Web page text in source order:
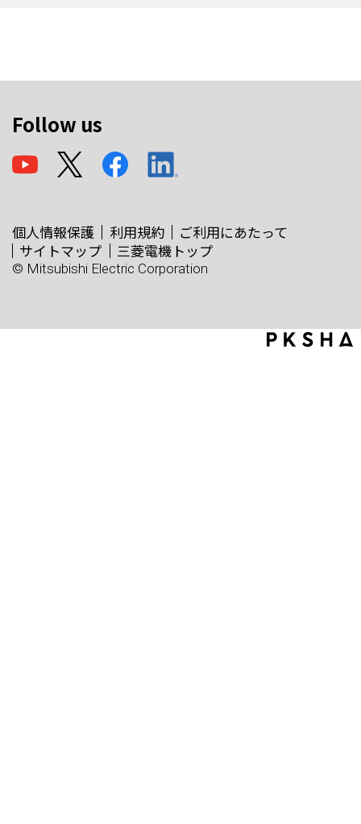
Follow us
個人情報保護 利用規約
ご利用にあたって
サイトマップ
三菱電機トップ
© Mitsubishi Electric Corporation